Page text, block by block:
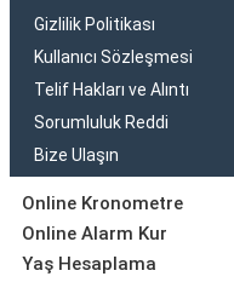
Gizlilik Politikası
Kullanıcı Sözleşmesi
Telif Hakları ve Alıntı
Sorumluluk Reddi
Bize Ulaşın
Online Kronometre
Online Alarm Kur
Yaş Hesaplama